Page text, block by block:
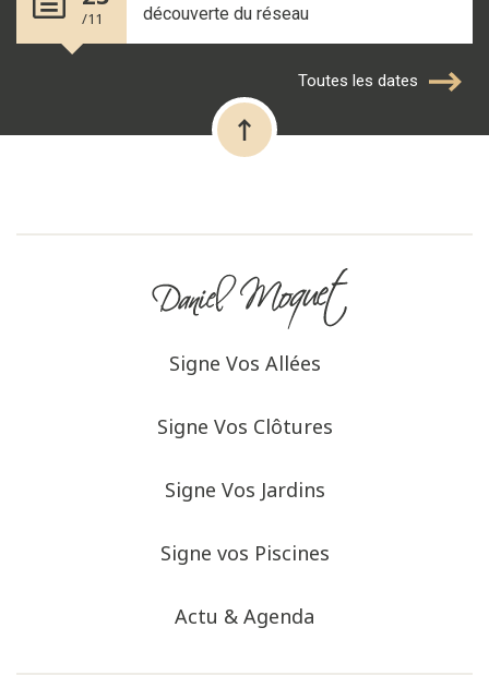
/11
découverte du réseau
Toutes les dates
Signe Vos Allées
Signe Vos Clôtures
Signe Vos Jardins
Signe vos Piscines
Actu & Agenda